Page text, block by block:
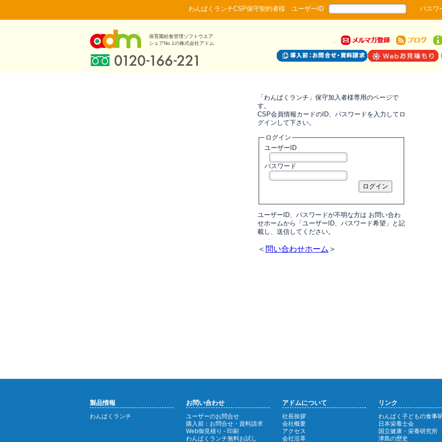
わんぱくランチCSP保守契約者様 ユーザーID パスワ
保育園給食管理ソフトウエア
シェアNo.1の株式会社アドム
「わんぱくランチ」保守加入者様専用のページで
す。
CSP会員情報カードのID、パスワードを入力してロ
グインして下さい。
ログイン
ユーザーID
パスワード
ユーザーID、パスワードが不明な方は お問い合わ
せホームから「ユーザーID、パスワード希望」と記
載し、送信してください。
＜ 問い合わせホーム ＞
製品情報
わんぱくランチ
お問い合わせ
ユーザーのお問合せ
購入前：お問合せ・資料請求
Web御見積り - 印刷
わんぱくランチ無料お試し
アドムについて
社長挨拶
会社概要
アクセス
会社沿革
リンク
わんぱく子どもの食事
日本栄養士会
国立健康・栄養研究所
津島の歴史